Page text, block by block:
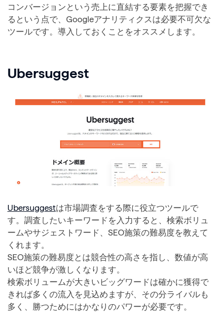
コンバージョンという売上に直結する要素を把握でき
るという点で、Googleアナリティクスは必要不可欠な
ツールです。導入しておくことをオススメします。
Ubersuggest
Ubersuggestは市場調査をする際に役立つツールで
す。調査したいキーワードを入力すると、検索ボリュ
ームやサジェストワード、SEO施策の難易度を教えて
くれます。
SEO施策の難易度とは競合性の高さを指し、数値が高
いほど競争が激しくなります。
検索ボリュームが大きいビッグワードは確かに獲得で
きれば多くの流入を見込めますが、その分ライバルも
多く、勝つためにはかなりのパワーが必要です。